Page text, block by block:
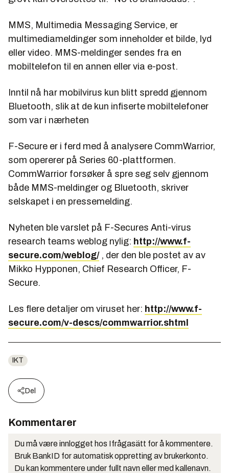
MMS, Multimedia Messaging Service, er
multimediameldinger som inneholder et bilde, lyd
eller video. MMS-meldinger sendes fra en
mobiltelefon til en annen eller via e-post.
Inntil nå har mobilvirus kun blitt spredd gjennom
Bluetooth, slik at de kun infiserte mobiltelefoner
som var i nærheten
F-Secure er i ferd med å analysere CommWarrior,
som opererer på Series 60-plattformen.
CommWarrior forsøker å spre seg selv gjennom
både MMS-meldinger og Bluetooth, skriver
selskapet i en pressemelding.
Nyheten ble varslet på F-Secures Anti-virus
research teams weblog nylig: http://www.f-
secure.com/weblog/, der den ble postet av av
Mikko Hypponen, Chief Research Officer, F-
Secure.
Les flere detaljer om viruset her: http://www.f-
secure.com/v-descs/commwarrior.shtml
IKT
Del
Kommentarer
Du må være innlogget hos Ifrågasätt for å kommentere.
Bruk BankID for automatisk oppretting av brukerkonto.
Du kan kommentere under fullt navn eller med kallenavn.